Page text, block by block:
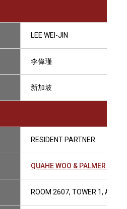
LEE WEI-JIN
李偉瑾
新加坡
RESIDENT PARTNER
QUAHE WOO & PALMER
ROOM 2607, TOWER 1,